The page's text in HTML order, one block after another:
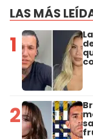
LAS MÁS
1
2